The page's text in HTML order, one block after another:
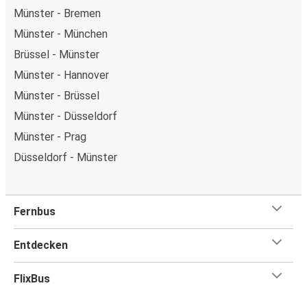
Münster - Bremen
Münster - München
Brüssel - Münster
Münster - Hannover
Münster - Brüssel
Münster - Düsseldorf
Münster - Prag
Düsseldorf - Münster
Fernbus
Entdecken
FlixBus